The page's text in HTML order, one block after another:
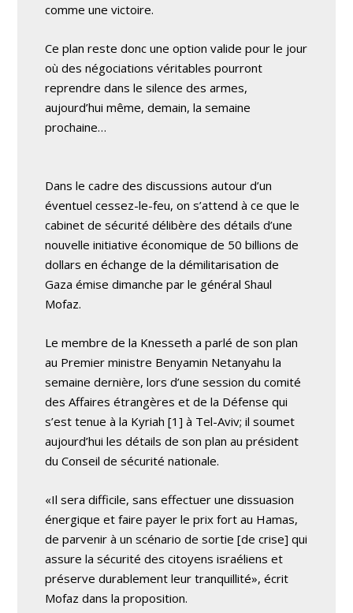
comme une victoire.
Ce plan reste donc une option valide pour le jour
où des négociations véritables pourront
reprendre dans le silence des armes,
aujourd’hui même, demain, la semaine
prochaine…
Dans le cadre des discussions autour d’un
éventuel cessez-le-feu, on s’attend à ce que le
cabinet de sécurité délibère des détails d’une
nouvelle initiative économique de 50 billions de
dollars en échange de la démilitarisation de
Gaza émise dimanche par le général Shaul
Mofaz.
Le membre de la Knesseth a parlé de son plan
au Premier ministre Benyamin Netanyahu la
semaine dernière, lors d’une session du comité
des Affaires étrangères et de la Défense qui
s’est tenue à la Kyriah [1] à Tel-Aviv; il soumet
aujourd’hui les détails de son plan au président
du Conseil de sécurité nationale.
«Il sera difficile, sans effectuer une dissuasion
énergique et faire payer le prix fort au Hamas,
de parvenir à un scénario de sortie [de crise] qui
assure la sécurité des citoyens israéliens et
préserve durablement leur tranquillité», écrit
Mofaz dans la proposition.